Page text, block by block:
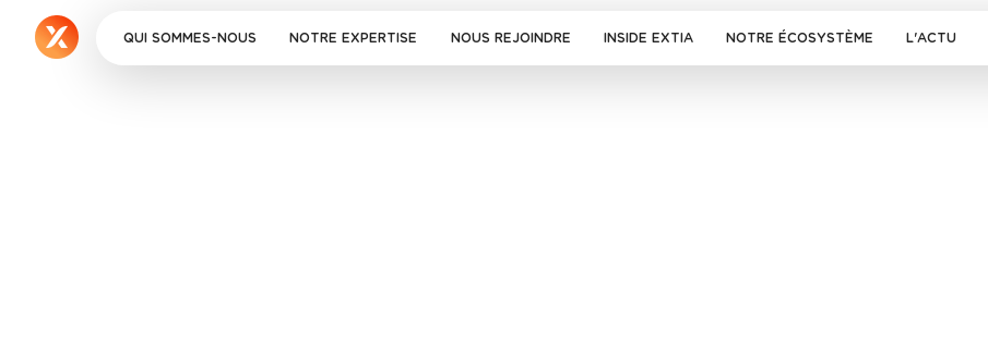
QUI SOMMES-NOUS NOTRE EXPERTISE NOUS REJOINDRE INSIDE EXTIA NOTRE ÉCOSYSTÈME L'ACTU